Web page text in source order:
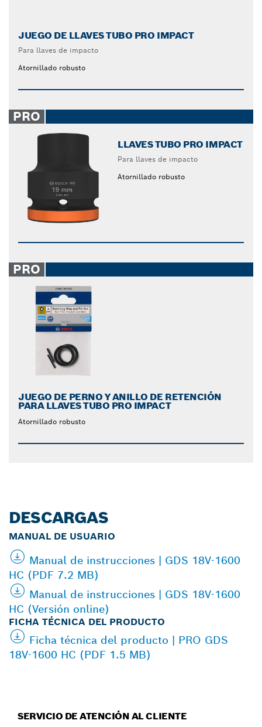
JUEGO DE LLAVES TUBO PRO IMPACT
Para llaves de impacto
Atornillado robusto
PRO
LLAVES TUBO PRO IMPACT
Para llaves de impacto
Atornillado robusto
PRO
JUEGO DE PERNO Y ANILLO DE RETENCIÓN
PARA LLAVES TUBO PRO IMPACT
Atornillado robusto
DESCARGAS
MANUAL DE USUARIO
Manual de instrucciones | GDS 18V-1600
HC (PDF 7.2 MB)
Manual de instrucciones | GDS 18V-1600
HC (Versión online)
FICHA TÉCNICA DEL PRODUCTO
Ficha técnica del producto | PRO GDS
18V-1600 HC (PDF 1.5 MB)
SERVICIO DE ATENCIÓN AL CLIENTE